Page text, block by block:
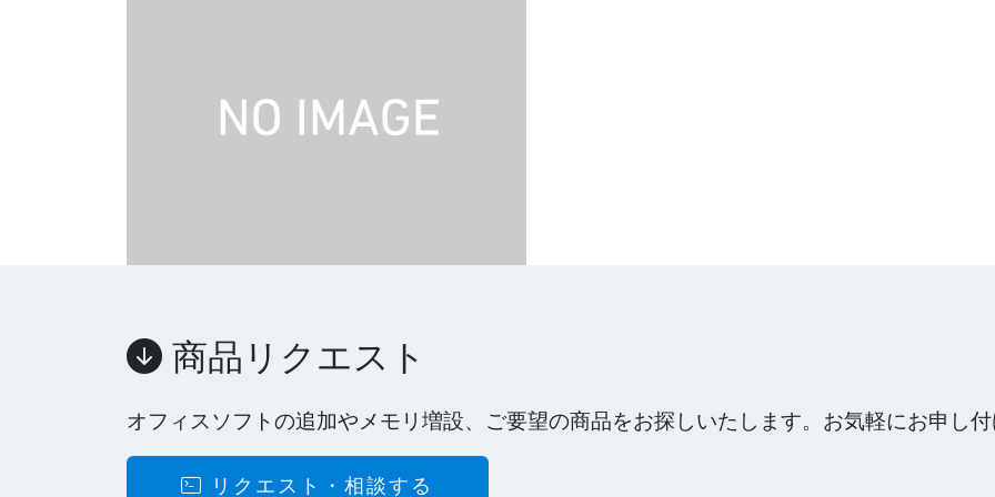
商品リクエスト
オフィスソフトの追加やメモリ増設、ご要望の商品をお探しいたします。お気軽にお申し付
リクエスト・相談する